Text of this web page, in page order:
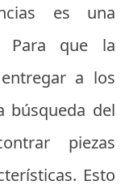
es una
Para que la
a los
búsqueda del
piezas
Esto